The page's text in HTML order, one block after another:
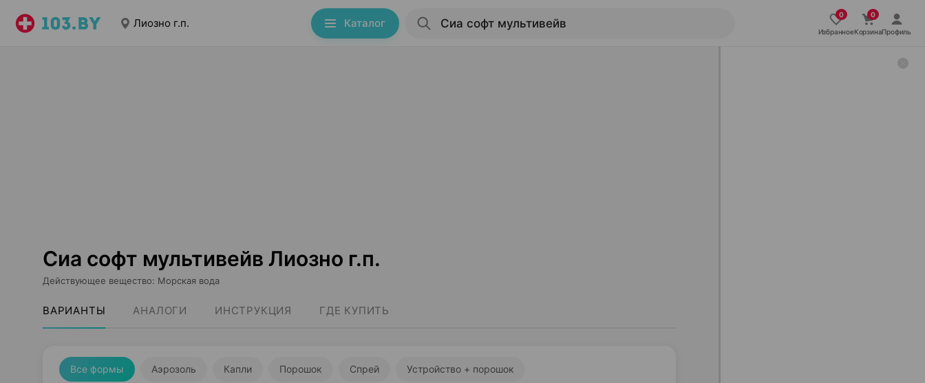
Лиозно г.п. Каталог
ИзбранноеКорзинаПрофиль
Сиа софт мультивейв Лиозно г.п.
Действующее вещество: Морская вода
ВАРИАНТЫ АНАЛОГИ ИНСТРУКЦИЯ ГДЕ КУПИТЬ
Все формы Аэрозоль Капли Порошок Спрей Устройство + порошок